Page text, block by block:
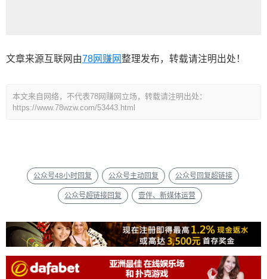
文章来源互联网由78网赚网整理发布，转载请注明出处！
本文来自网络，不代表78网赚网立场，转载请注明出处：
https://www.78wzw.com/53443.html
公众号48小时回复 公众号主动回复 公众号回复超链接
公众号超链接回复 壹伴、新媒体运营